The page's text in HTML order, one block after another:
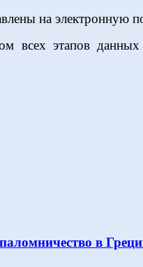
на электронную
всех этапов
в